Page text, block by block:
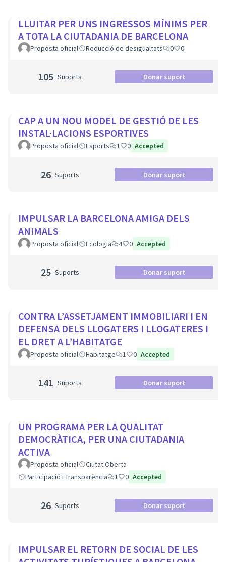
LLUITAR PER UNS INGRESSOS MÍNIMS PER
A TOTA LA CIUTADANIA DE BARCELONA
Proposta oficial Reducció de desigualtats 0 0
105 Suports Donar suport
CAP A UN NOU MODEL DE GESTIÓ DE LES
INSTAL·LACIONS ESPORTIVES
Proposta oficial Esports 1 0 Accepted
26 Suports Donar suport
IMPULSAR LA BARCELONA AMIGA DELS
ANIMALS
Proposta oficial Ecologia 4 0 Accepted
25 Suports Donar suport
CONTRA L’ASSETJAMENT IMMOBILIARI I EN
DEFENSA DELS LLOGATERS I LLOGATERES I
EL DRET A L’HABITATGE
Proposta oficial Habitatge 1 0 Accepted
141 Suports Donar suport
UN PROGRAMA PER LA QUALITAT
DEMOCRÀTICA, PER UNA CIUTADANIA
ACTIVA
Proposta oficial
Ciutat Oberta
Participació i Transparència
1 0 Accepted
26 Suports Donar suport
IMPULSAR EL RETORN DE SOCIAL DE LES